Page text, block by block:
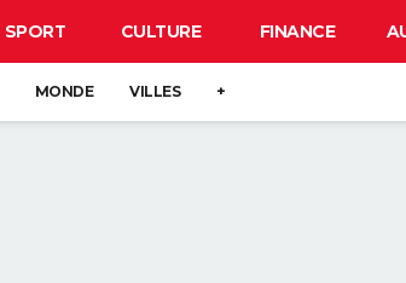
SPORT CULTURE FINANCE
MONDE VILLES +